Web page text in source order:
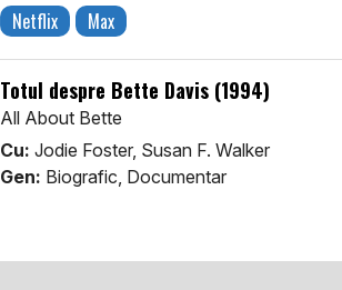
Netflix Max
Totul despre Bette Davis (1994)
All About Bette
Cu: Jodie Foster, Susan F. Walker
Gen: Biografic, Documentar